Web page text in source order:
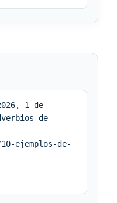
1 de
de
ejemplos-de-